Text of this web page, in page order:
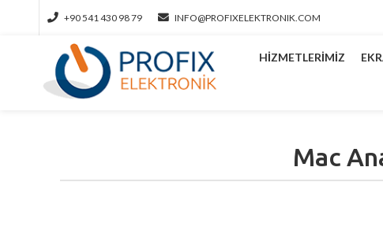
+90 541 430 98 79 INFO@PROFIXELEKTRONIK.COM
HIZMETLERIMIZ
Mac